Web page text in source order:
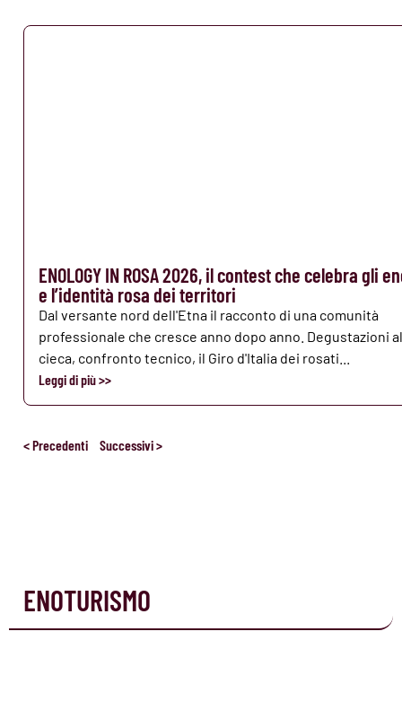
ENOLOGY IN ROSA 2026, il contest che celebra gli
e l’identità rosa dei territori
Dal versante nord dell'Etna il racconto di una comunità
professionale che cresce anno dopo anno. Degustazioni
cieca, confronto tecnico, il Giro d'Italia dei rosati...
Leggi di più >>
< Precedenti Successivi >
ENOTURISMO